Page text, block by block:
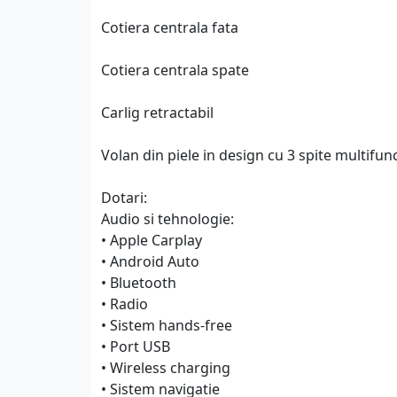
Cotiera centrala fata
Cotiera centrala spate
Carlig retractabil
Volan din piele in design cu 3 spite
Dotari:
Audio si tehnologie:
• Apple Carplay
• Android Auto
• Bluetooth
• Radio
• Sistem hands-free
• Port USB
• Wireless charging
• Sistem navigatie